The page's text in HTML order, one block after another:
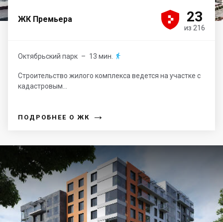
ЖК Премьера 



 23
из 216
Октябрьский парк – 13 мин. 
Строительство жилого комплекса ведется на участке с
кадастровым...
ПОДРОБНЕЕ О ЖК →